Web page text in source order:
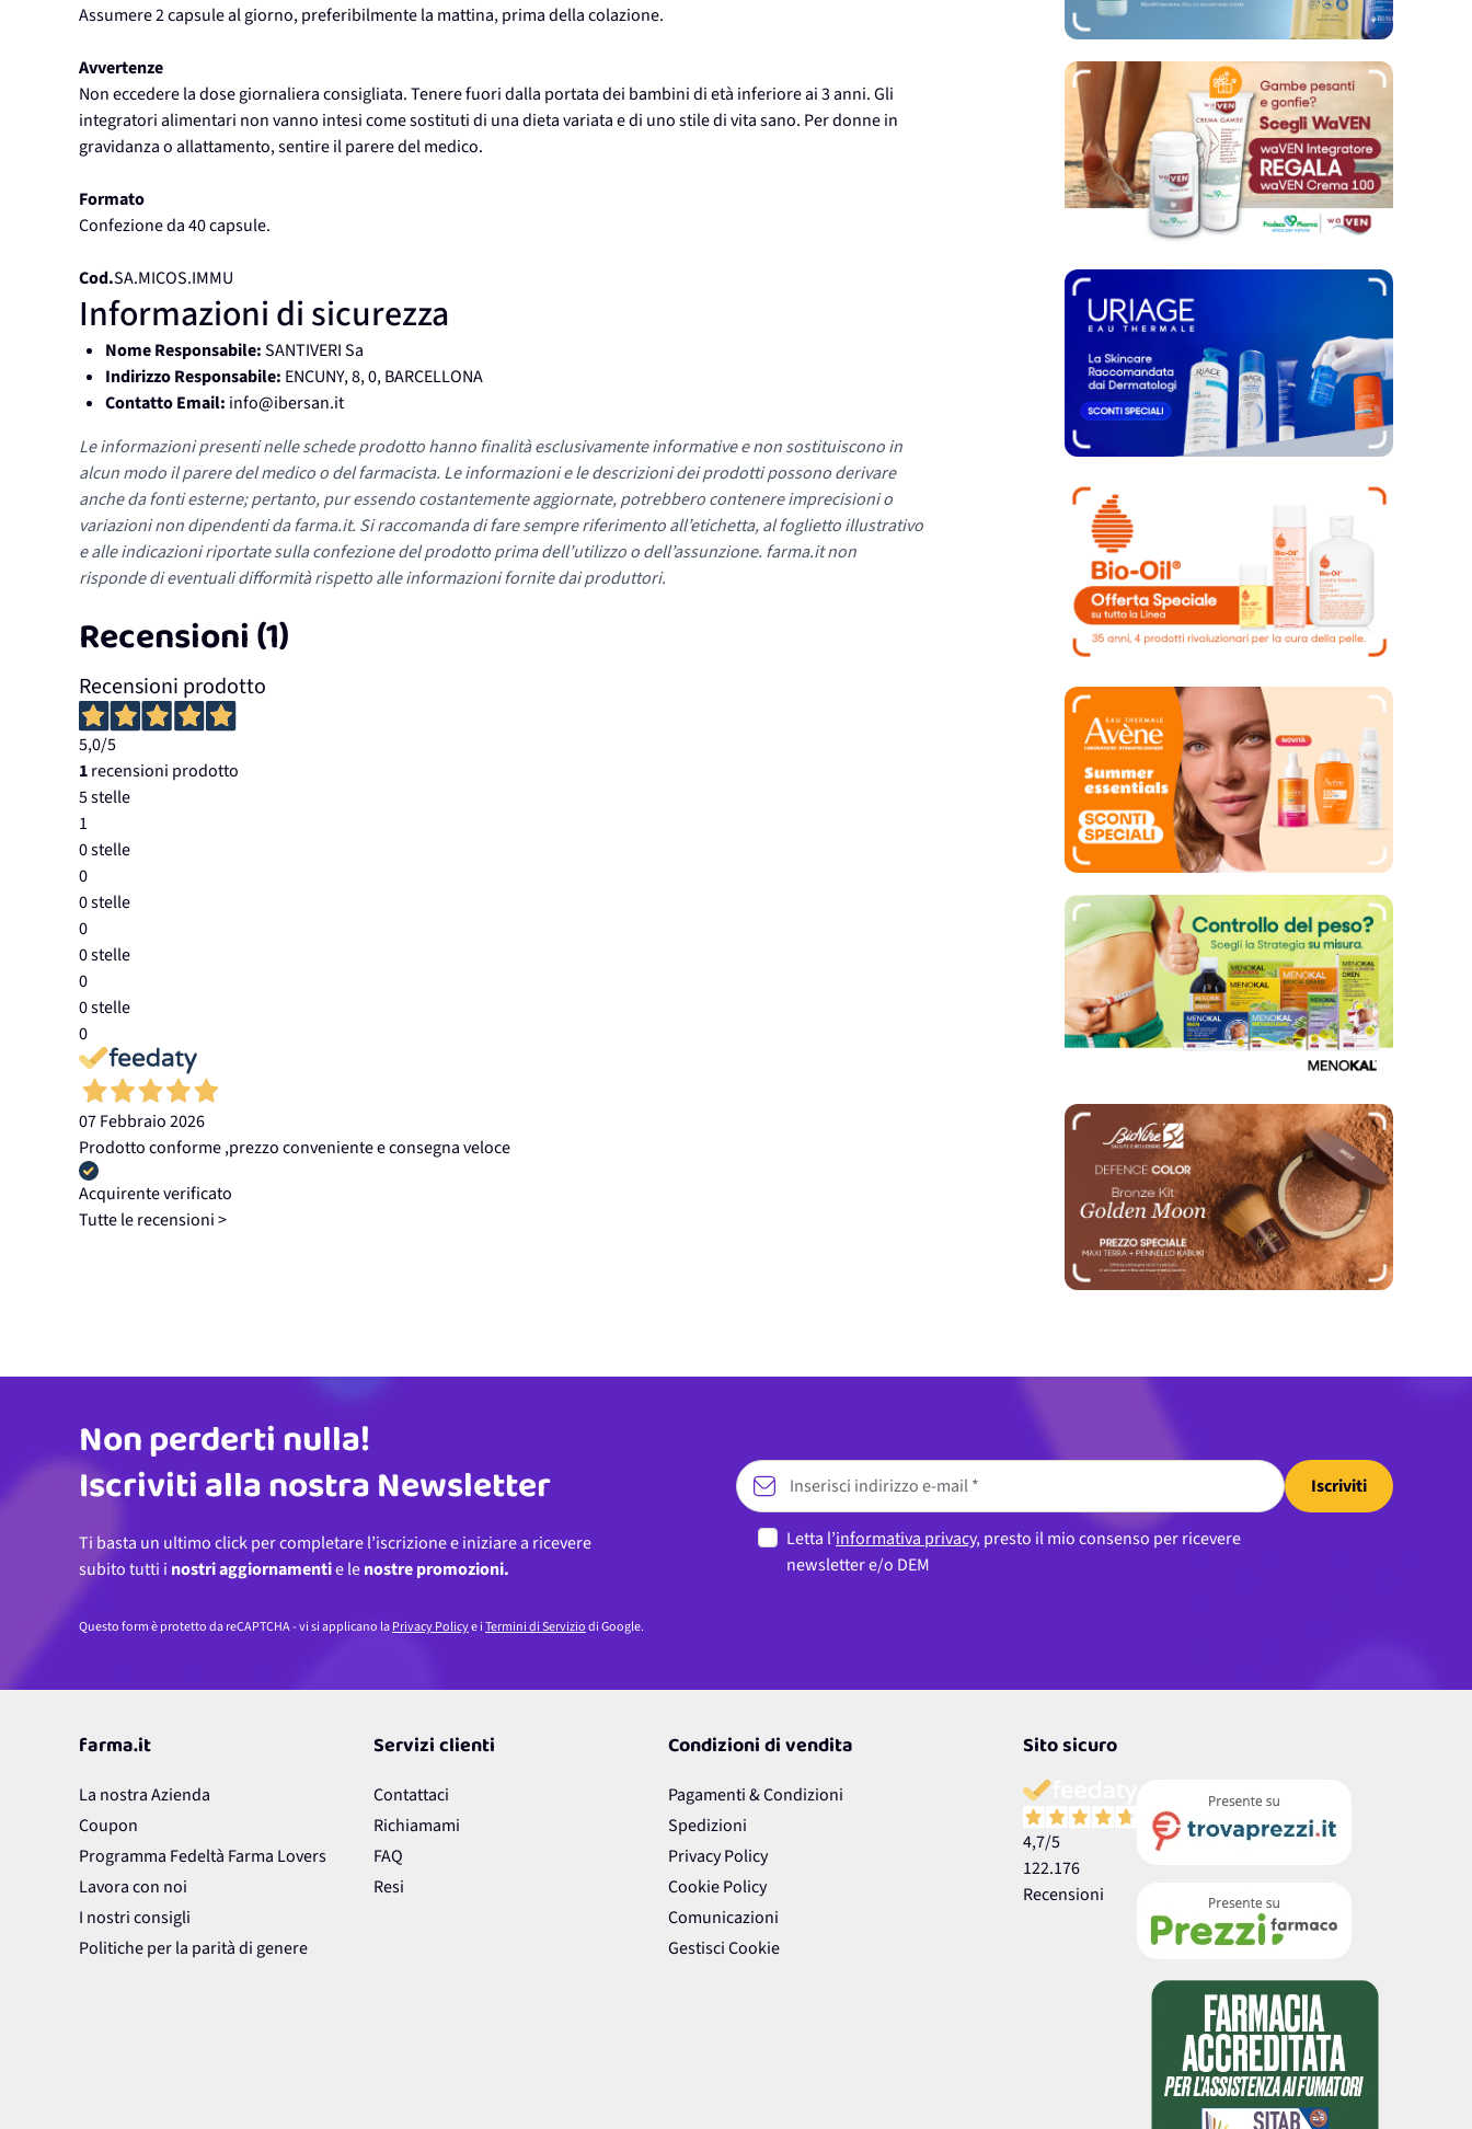
Assumere 2 capsule al giorno, preferibilmente la mattina, prima della colazione.
Avvertenze
Non eccedere la dose giornaliera consigliata. Tenere fuori dalla portata dei bambini di età inferiore ai 3 anni. Gli
integratori alimentari non vanno intesi come sostituti di una dieta variata e di uno stile di vita sano. Per donne in
gravidanza o allattamento, sentire il parere del medico.
Formato
Confezione da 40 capsule.
Cod.SA.MICOS.IMMU
Informazioni di sicurezza
Nome Responsabile:SANTIVERI Sa
Indirizzo Responsabile: ENCUNY, 8, 0, BARCELLONA
Contatto Email: info@ibersan.it
Le informazioni presenti nelle schede prodotto hanno finalità esclusivamente informative e non sostituiscono in
alcun modo il parere del medico o del farmacista. Le informazioni e le descrizioni dei prodotti possono derivare
anche da fonti esterne; pertanto, pur essendo costantemente aggiornate, potrebbero contenere imprecisioni o
variazioni non dipendenti da farma.it. Si raccomanda di fare sempre riferimento all’etichetta, al foglietto illustrativo
e alle indicazioni riportate sulla confezione del prodotto prima dell’utilizzo o dell’assunzione. farma.it non
risponde di eventuali difformità rispetto alle informazioni fornite dai produttori.
Recensioni (1)
Recensioni prodotto
5,0/5
1recensioni prodotto
5 stelle
1
0 stelle
0
0 stelle
0
0 stelle
0
0 stelle
0
07 Febbraio 2026
Prodotto conforme ,prezzo conveniente e consegna veloce
Acquirente verificato
Tutte le recensioni >
Indirizzo email
Non perderti nulla!
Iscriviti alla nostra Newsletter
Ti basta un ultimo click per completare l’iscrizione e iniziare a ricevere
subito tutti i nostri aggiornamentie lenostre promozioni.
Iscriviti
Letta l’informativa privacy, presto il mio consenso per ricevere
newsletter e/o DEM
Questo form è protetto da reCAPTCHA - vi si applicano laPrivacy Policye iTermini di Serviziodi Google.
farma.it
La nostra Azienda
Coupon
Programma Fedeltà Farma Lovers
Lavora con noi
I nostri consigli
Politiche per la parità di genere
Servizi clienti
Contattaci
Richiamami
FAQ
Resi
Condizioni di vendita
Pagamenti & Condizioni
Spedizioni
Privacy Policy
Cookie Policy
Comunicazioni
Gestisci Cookie
Sito sicuro
4,7/5
122.176
Recensioni